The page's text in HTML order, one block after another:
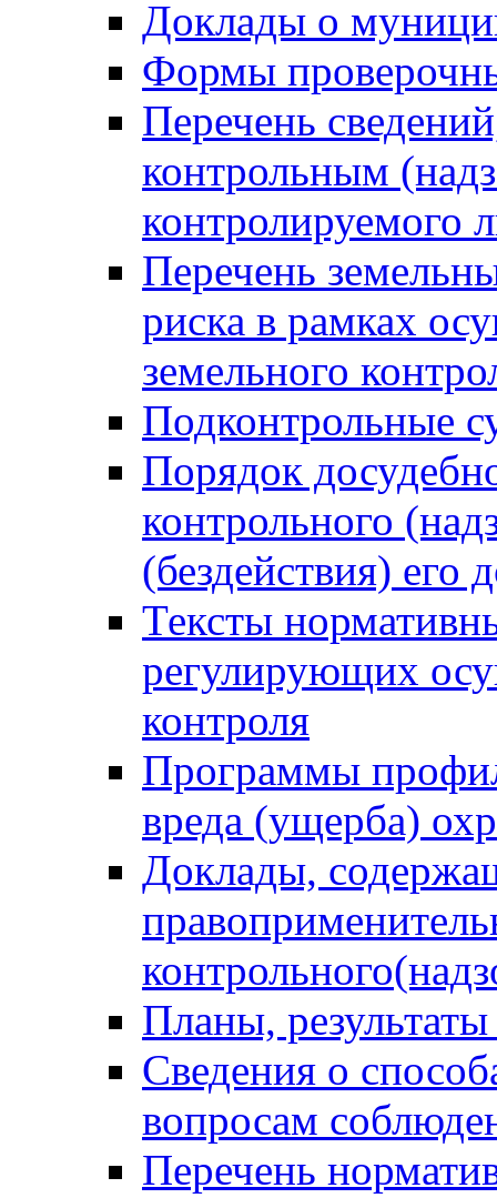
Доклады о
Формы
Перечень
контрольным
контролируемого
Перечень
риска в рамках
земельного
Подконтрольные
Порядок
контрольного
(бездействия)
Тексты
регулирующих
контроля
Программы
вреда (ущерба)
Доклады,
Планы,
Сведения о
вопросам
Перечень